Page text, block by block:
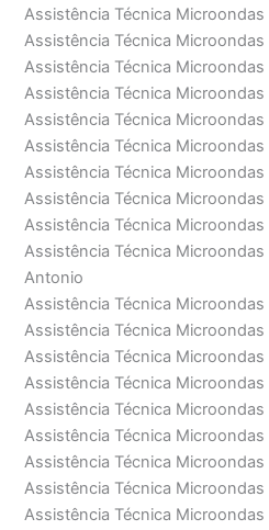
Assistência Técnica Microondas
Assistência Técnica Microondas
Assistência Técnica Microondas
Assistência Técnica Microondas
Assistência Técnica Microondas
Assistência Técnica Microondas
Assistência Técnica
Assistência Técnica Microondas
Assistência Técnica Microondas
Assistência Técnica Microondas
Antonio
Assistência Técnica Microondas
Assistência Técnica Microondas
Assistência Técnica Microondas
Assistência Técnica Microondas
Assistência Técnica Microondas
Assistência Técnica Microondas
Assistência Técnica Microondas
Assistência Técnica
Assistência Técnica Microondas